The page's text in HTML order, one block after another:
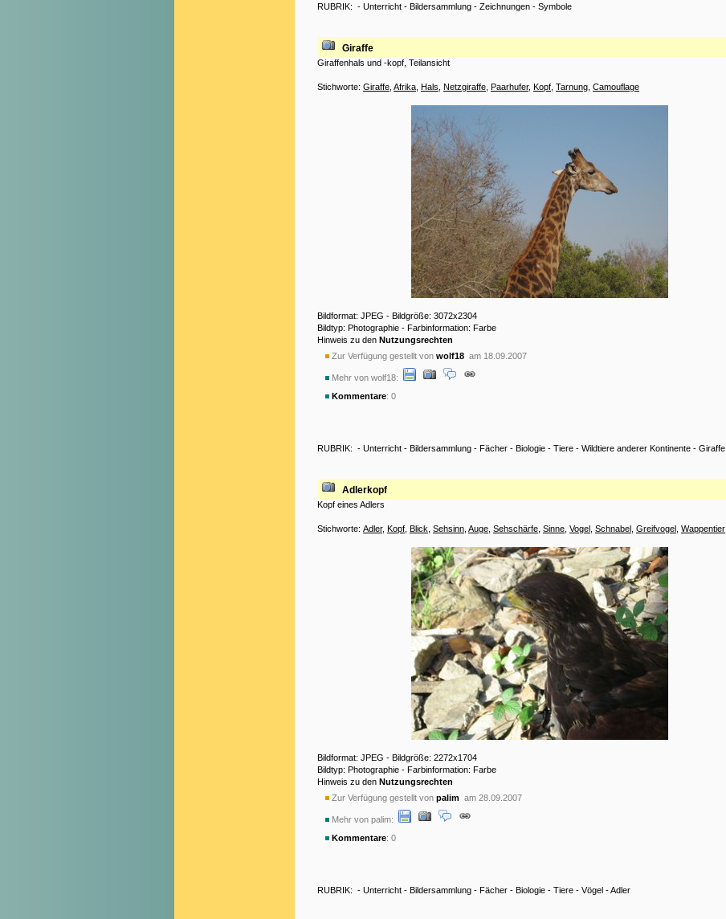
RUBRIK: - Unterricht - Bildersammlung - Zeichnungen - Symbole
Giraffe
Giraffenhals und -kopf, Teilansicht
Stichworte: Giraffe Afrika Hals Netzgiraffe Paarhufer, Kopf Tarnung Camouflage
Bildformat: JPEG - Bildgröße: 3072x2304
Bildtyp: Photographie - Farbinformation: Farbe
Hinweis zu den Nutzungsrechten
Zur Verfügung gestellt von wolf18 am 18.09.2007
Mehr von wolf18:
Kommentare: 0
RUBRIK: - Unterricht - Bildersammlung - Fächer - Biologie - Tiere - Wildtiere anderer Kontinente - Giraffe
Adlerkopf
Kopf eines Adlers
Stichworte: Adler, Kopf Blick Sehsinn Auge Sehschärfe Sinne Vogel Schnabel Greifvogel Wappentier
Bildformat: JPEG - Bildgröße: 2272x1704
Bildtyp: Photographie - Farbinformation: Farbe
Hinweis zu den Nutzungsrechten
Zur Verfügung gestellt von palim am 28.09.2007
Mehr von palim:
Kommentare: 0
RUBRIK: - Unterricht - Bildersammlung - Fächer - Biologie - Tiere - Vögel -Adler